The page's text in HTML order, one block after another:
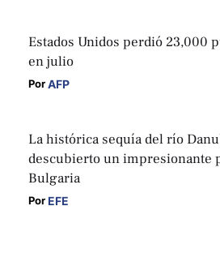
Estados Unidos perdió 23,000
en julio
Por AFP
La histórica sequía del río
descubierto un impresionante
Bulgaria
Por EFE